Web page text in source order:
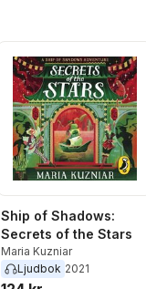
Ship of Shadows:
Secrets of the Stars
Maria Kuzniar
Ljudbok 2021